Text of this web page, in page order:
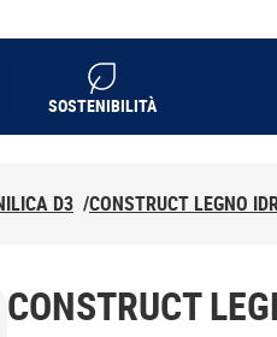
SOSTENIBILITÀ
D3 /CONSTRUCT LEGNO
CONSTRUCT